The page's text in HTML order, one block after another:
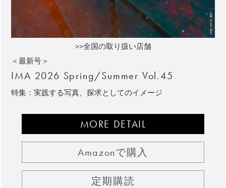
>>全国の取り扱い店舗
＜最新号＞
IMA 2026 Spring/Summer Vol.45
特集：実践する写真、探求としてのイメージ
MORE DETAIL
Amazonで購入
定期購読